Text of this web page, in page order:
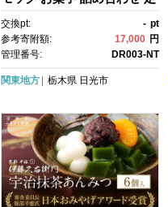
番 銘菓 ギフト 手土産 個包
装 シガール クッキー クッキ
ー缶 高級 菓子 焼き菓子 人
ント 贈答 贈り物 日光市
交換pt: - pt
参考寄附額:
17,000 円
管理番号:
DR003-NT
関東地方 栃木県 日光市